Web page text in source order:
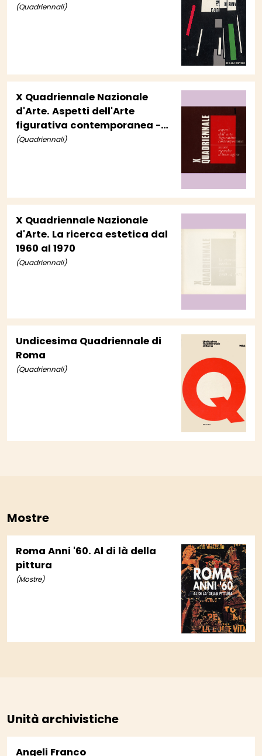
(Quadriennali)
X Quadriennale Nazionale
d'Arte. Aspetti dell'Arte
figurativa contemporanea -
Nuove ricerche d'immagine
(Quadriennali)
X Quadriennale Nazionale
d'Arte. La ricerca estetica dal
1960 al 1970
(Quadriennali)
Undicesima Quadriennale di
Roma
(Quadriennali)
Mostre
Roma Anni '60. Al di là della
pittura
(Mostre)
Unità archivistiche
Angeli Franco